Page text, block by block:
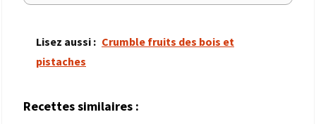
Lisez aussi : Crumble fruits des bois et
pistaches
Recettes similaires :